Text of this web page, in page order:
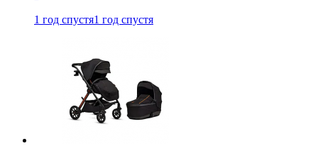
1 год спустя1 год спустя